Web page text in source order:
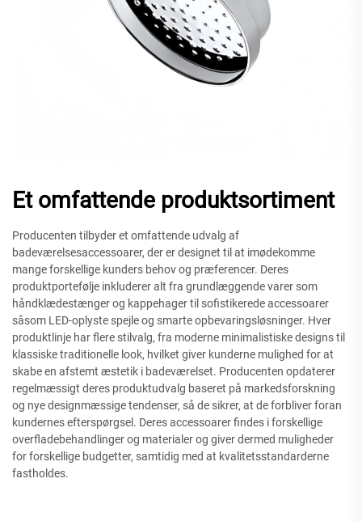
Et omfattende produktsortiment
Producenten tilbyder et omfattende udvalg af
badeværelsesaccessoarer, der er designet til at imødekomme
mange forskellige kunders behov og præferencer. Deres
produktportefølje inkluderer alt fra grundlæggende varer som
håndklædestænger og kappehager til sofistikerede accessoarer
såsom LED-oplyste spejle og smarte opbevaringsløsninger. Hver
produktlinje har flere stilvalg, fra moderne minimalistiske designs til
klassiske traditionelle look, hvilket giver kunderne mulighed for at
skabe en afstemt æstetik i badeværelset. Producenten opdaterer
regelmæssigt deres produktudvalg baseret på markedsforskning
og nye designmæssige tendenser, så de sikrer, at de forbliver foran
kundernes efterspørgsel. Deres accessoarer findes i forskellige
overfladebehandlinger og materialer og giver dermed muligheder
for forskellige budgetter, samtidig med at kvalitetsstandarderne
fastholdes.